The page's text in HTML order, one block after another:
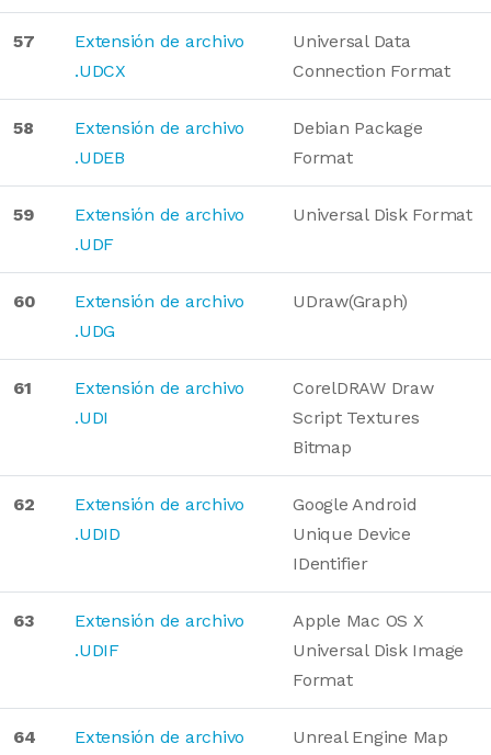
57
Extensión de archivo
.UDCX
Universal Data
Connection Format
58
Extensión de archivo
.UDEB
Debian Package
Format
59
Extensión de archivo
.UDF
Universal Disk Format
60
Extensión de archivo
.UDG
UDraw(Graph)
61
Extensión de archivo
.UDI
CorelDRAW Draw
Script Textures
Bitmap
62
Extensión de archivo
.UDID
Google Android
Unique Device
IDentifier
63
Extensión de archivo
.UDIF
Apple Mac OS X
Universal Disk Image
Format
64
Extensión de archivo
Unreal Engine Map